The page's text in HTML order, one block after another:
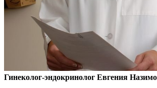
Гинеколог-эндокринолог Евгения